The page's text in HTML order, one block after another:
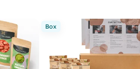
Box